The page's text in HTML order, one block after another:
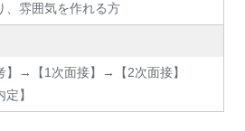
、雰囲気を作れる方
】→【1次面接】→【2次面接】
】